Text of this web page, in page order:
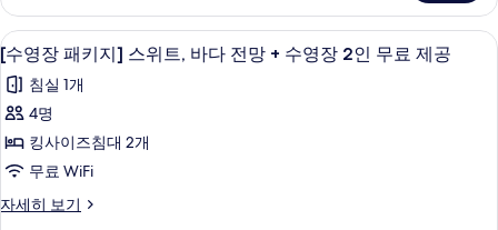
보
기
영
장
2
인
무
료
제
수
영
장
2
인
무
료
제
공
자
세
더
블
룸,
퀸
사
이
즈
침
키
지]
디
럭
스
더
룸,
퀸
이
[수
영
장
패
키
스
미니바, 암막 커튼, 방음 설비, 무료 WiFi
11
[수영장 패키지] 스위트, 바다 전망 + 수영장 2인 무료 제공
침실 1개
4명
킹사이즈침대 2개
무료 WiFi
자세히 보기
[수